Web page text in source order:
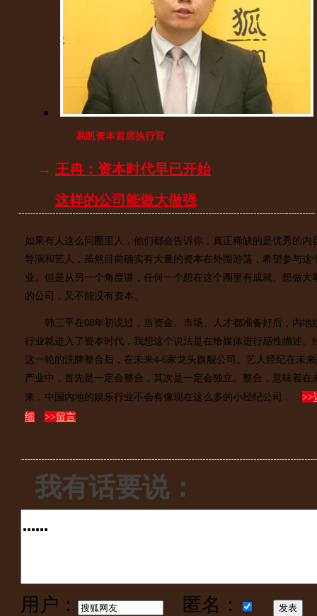
易凯资本首席执行官
→ 王冉：资本时代早已开始
这样的公司能做大做强
如果有人这么问圈里人，他们都会告诉你，真正稀缺的是优秀的内
导演和艺人，虽然目前确实有大量的资本在外围游荡，希望参与这
业。但是从另一个角度讲，任何一个想在这个圈里有成就、想做大
的公司，又不能没有资本。
韩三平在08年初说过，当资金、市场、人才都准备好后，内地
行业就进入了资本时代，我想这个说法是在给媒体进行感性描述。
这一轮的洗牌整合后，在未来4-6家龙头旗舰公司。艺人经纪在未
产业中，首先是一定会整合，其次是一定会独立。整合，意味着在
来，中国内地的娱乐行业不会有像现在这么多的小经纪公司…… >>
细
>>留言
我有话要说：
用户： 匿名：